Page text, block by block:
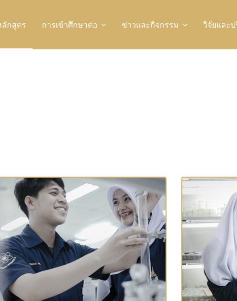
ลักสูตร การเข้าศึกษาต่อ ข่าวและกิจกรรม วิจัยและ